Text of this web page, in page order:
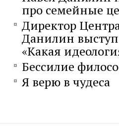
про семейные
Директор
Данилин
«Какая
Бессилие
Я верю в чудеса